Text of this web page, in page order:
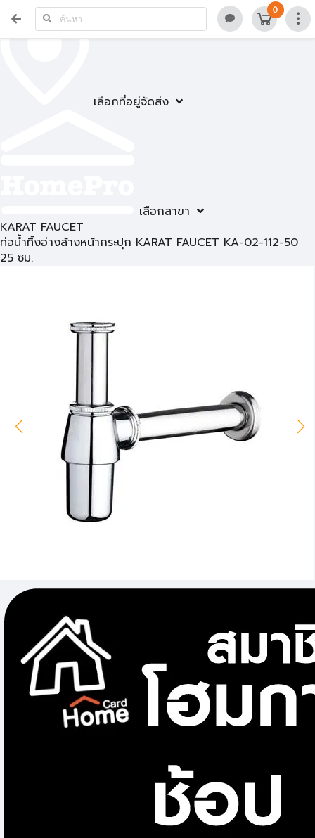
เลือกที่อยู่จัดส่ง
เลือกสาขา
0
KARAT FAUCET
ท่อน้ำทิ้งอ่างล้างหน้ากระปุก KARAT FAUCET KA-02-112-50
25 ซม.